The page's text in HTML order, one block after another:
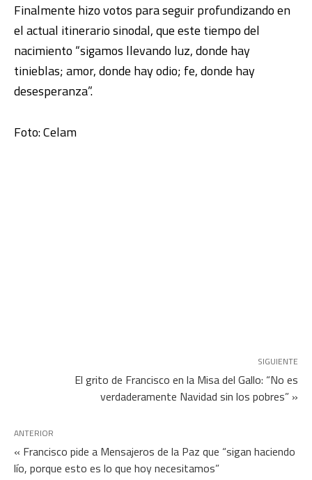
Finalmente hizo votos para seguir profundizando en
el actual itinerario sinodal, que este tiempo del
nacimiento “sigamos llevando luz, donde hay
tinieblas; amor, donde hay odio; fe, donde hay
desesperanza”.
Foto: Celam
SIGUIENTE
El grito de Francisco en la Misa del Gallo: “No es
verdaderamente Navidad sin los pobres” »
ANTERIOR
« Francisco pide a Mensajeros de la Paz que “sigan haciendo
lío, porque esto es lo que hoy necesitamos”